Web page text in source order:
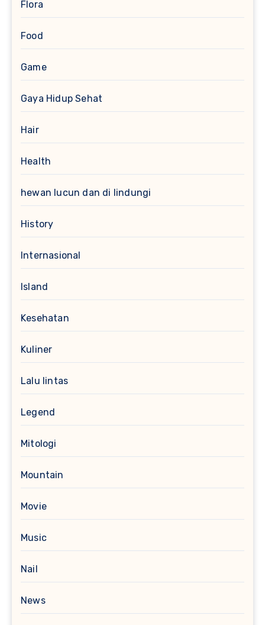
Flora
Food
Game
Gaya Hidup Sehat
Hair
Health
hewan lucun dan di lindungi
History
Internasional
Island
Kesehatan
Kuliner
Lalu lintas
Legend
Mitologi
Mountain
Movie
Music
Nail
News